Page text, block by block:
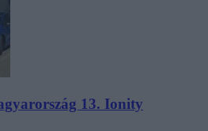
13. Ionity